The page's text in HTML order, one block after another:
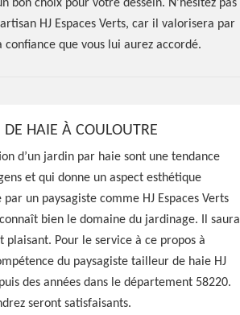
est une
selon vos
bon choix pour votre dessein. N’hésitez pas
HJ Espaces Verts, car il valorisera par
que vous lui aurez accordé.
DE HAIE À COULOUTRE
d’un jardin par haie sont une tendance
et qui donne un aspect esthétique
un paysagiste comme HJ Espaces Verts
bien le domaine du jardinage. Il saura
Pour le service à ce propos à
du paysagiste tailleur de haie HJ
des années dans le département 58220.
seront satisfaisants.